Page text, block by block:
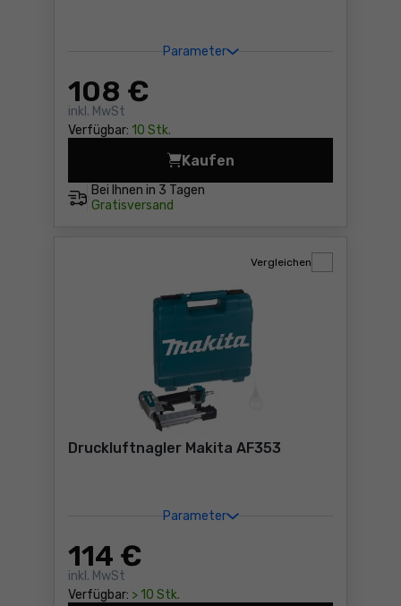
Parameter
108 €
inkl. MwSt
Verfügbar: 10 Stk.
Bei Ihnen in 3 Tagen
Gratisversand
Kaufen
Drucklufttacker Makita
Druckluftnagler Makita AF353
Parameter
114 €
inkl. MwSt
Verfügbar: > 10 Stk.
Vergleichen